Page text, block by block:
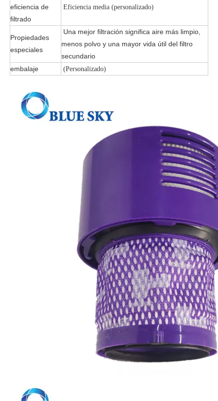
eficiencia de
filtrado
Eficiencia media (personalizado)
Propiedades
especiales
Una mejor filtración significa aire más limpio,
menos polvo y una mayor vida útil del filtro
secundario
embalaje
(Personalizado)